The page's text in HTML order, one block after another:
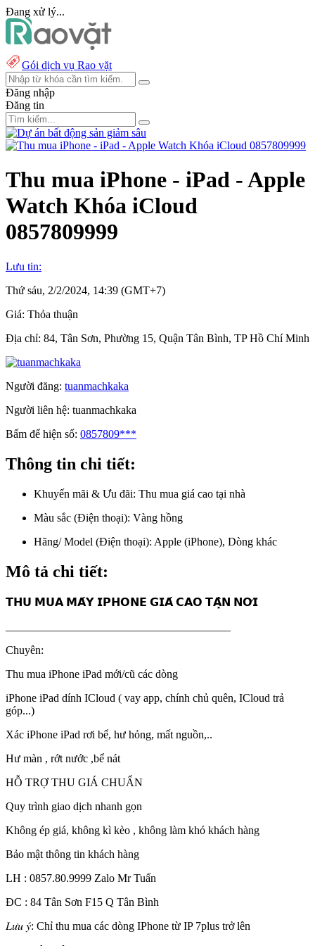
Đang xử lý...
Gói dịch vụ Rao vặt
Đăng nhập
Đăng tin
Thu mua iPhone - iPad - Apple
Watch Khóa iCloud
0857809999
Lưu tin:
Thứ sáu, 2/2/2024, 14:39 (GMT+7)
Giá: Thỏa thuận
Địa chỉ: 84, Tân Sơn, Phường 15, Quận Tân Bình, TP Hồ Chí Minh
Người đăng: tuanmachkaka
Người liên hệ: tuanmachkaka
Bấm để hiện số: 0857809***
Thông tin chi tiết:
Khuyến mãi & Ưu đãi: Thu mua giá cao tại nhà
Màu sắc (Điện thoại): Vàng hồng
Hãng/ Model (Điện thoại): Apple (iPhone), Dòng khác
Mô tả chi tiết:
𝗧𝗛𝗨 𝗠𝗨𝗔 𝗠𝗔́𝗬 𝗜𝗣𝗛𝗢𝗡𝗘 𝗚𝗜𝗔́ 𝗖𝗔𝗢 𝗧𝗔̣̂𝗡 𝗡𝗢̛𝗜
Chuyên:
Thu mua iPhone iPad mới/cũ các dòng
iPhone iPad dính ICloud ( vay app, chính chủ quên, ICloud trả
góp...)
Xác iPhone iPad rơi bể, hư hỏng, mất nguồn,..
Hư màn , rớt nước ,bể nát
HỖ TRỢ THU GIÁ CHUẨN
Quy trình giao dịch nhanh gọn
Không ép giá, không kì kèo , không làm khó khách hàng
Bảo mật thông tin khách hàng
LH : 0857.80.9999 Zalo Mr Tuấn
ĐC : 84 Tân Sơn F15 Q Tân Bình
𝐿𝑢̛𝑢 𝑦́: Chỉ thu mua các dòng IPhone từ IP 7plus trở lên